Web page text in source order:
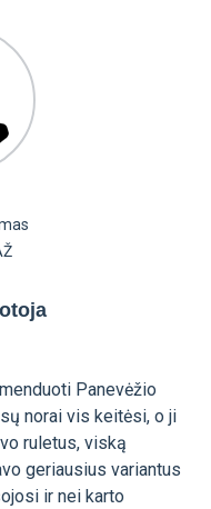
Panevėžio
norai vis keitėsi, o ji
ruletus, viską
geriausius variantus
ir nei karto